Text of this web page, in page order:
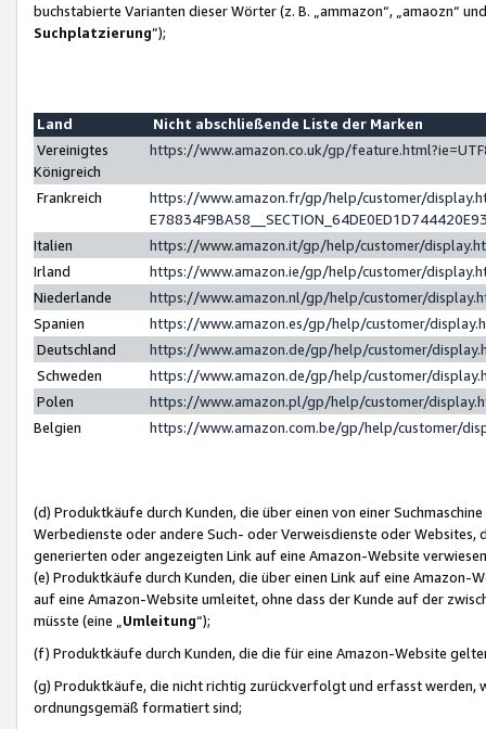
buchstabierte Varianten dieser Wörter (z. B. „ammazon“, „amaozn“
Suchplatzierung”);
Land
Nicht abschließende Liste der Marken
Vereinigtes
Königreich
https://www.amazon.co.uk/gp/
Frankreich
https://www.amazon.fr/gp/help/customer/
Italien
https://www.amazon.it/gp/help/customer/
Irland
https://www.amazon.ie/gp/help/customer/
Niederlande
https://www.amazon.nl/gp/help/customer/
Spanien
https://www.amazon.es/gp/help/customer/
Deutschland
https://www.amazon.de/gp/help/customer/
Schweden
https://www.amazon.de/gp/help/customer/
Polen
https://www.amazon.pl/gp/help/customer/
Belgien
https://www.amazon.com.be/gp/help/customer/
(d) Produktkäufe durch Kunden, die über einen von einer
Werbedienste oder andere Such- oder Verweisdienste oder Websites,
generierten oder angezeigten Link auf eine Amazon-Website
(e) Produktkäufe durch Kunden, die über einen Link auf eine
auf eine Amazon-Website umleitet, ohne dass der Kunde auf der
müsste (eine „ Umleitung“);
(f) Produktkäufe durch Kunden, die die für eine Amazon-Website
(g) Produktkäufe, die nicht richtig zurückverfolgt und erfasst werden,
ordnungsgemäß formatiert sind;